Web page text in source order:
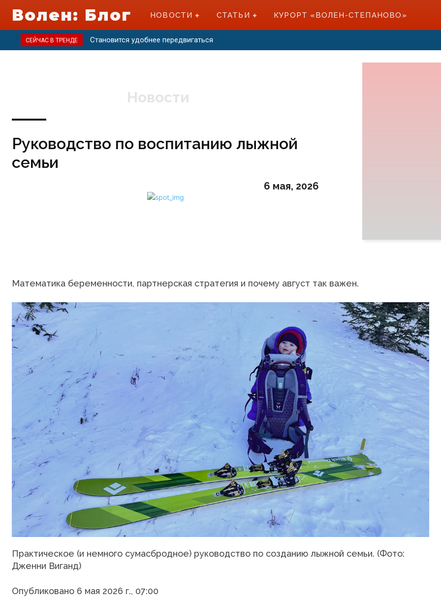
Волен: Блог НОВОСТИ СТАТЬИ КУРОРТ «ВОЛЕН-СТЕПАНОВО»
СЕЙЧАС В ТРЕНДЕ Становится удобнее передвигаться
Новости
Руководство по воспитанию лыжной
семьи
6 мая, 2026
Математика беременности, партнерская стратегия и почему август так важен.
Практическое (и немного сумасбродное) руководство по созданию лыжной семьи. (Фото:
Дженни Виганд)
Опубликовано 6 мая 2026 г., 07:00